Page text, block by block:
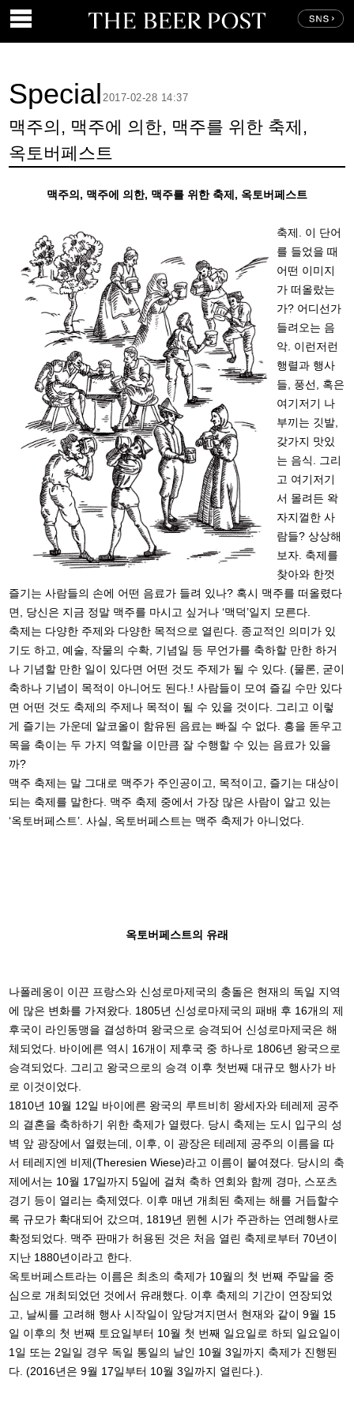
Special
맥주의, 맥주에 의한, 맥주를 위한 축제,
옥토버페스트
2017-02-28 14:37
맥주의, 맥주에 의한, 맥주를 위한 축제, 옥토버페스트
축제. 이 단어
를 들었을 때
어떤 이미지
가 떠올랐는
가? 어디선가
들려오는 음
악. 이런저런
행렬과 행사
들, 풍선, 혹은
여기저기 나
부끼는 깃발,
갖가지 맛있
는 음식. 그리
고 여기저기
서 몰려든 왁
자지껄한 사
람들? 상상해
보자. 축제를
찾아와 한껏
즐기는 사람들의 손에 어떤 음료가 들려 있나? 혹시 맥주를 떠올렸다
면, 당신은 지금 정말 맥주를 마시고 싶거나 ‘맥덕’일지 모른다.
축제는 다양한 주제와 다양한 목적으로 열린다. 종교적인 의미가 있
기도 하고, 예술, 작물의 수확, 기념일 등 무언가를 축하할 만한 하거
나 기념할 만한 일이 있다면 어떤 것도 주제가 될 수 있다. (물론, 굳이
축하나 기념이 목적이 아니어도 된다.! 사람들이 모여 즐길 수만 있다
면 어떤 것도 축제의 주제나 목적이 될 수 있을 것이다. 그리고 이렇
게 즐기는 가운데 알코올이 함유된 음료는 빠질 수 없다. 흥을 돋우고
목을 축이는 두 가지 역할을 이만큼 잘 수행할 수 있는 음료가 있을
까?
맥주 축제는 말 그대로 맥주가 주인공이고, 목적이고, 즐기는 대상이
되는 축제를 말한다. 맥주 축제 중에서 가장 많은 사람이 알고 있는
‘옥토버페스트’. 사실, 옥토버페스트는 맥주 축제가 아니었다.
옥토버페스트의 유래
나폴레옹이 이끈 프랑스와 신성로마제국의 충돌은 현재의 독일 지역
에 많은 변화를 가져왔다. 1805년 신성로마제국의 패배 후 16개의 제
후국이 라인동맹을 결성하며 왕국으로 승격되어 신성로마제국은 해
체되었다. 바이에른 역시 16개이 제후국 중 하나로 1806년 왕국으로
승격되었다. 그리고 왕국으로의 승격 이후 첫번째 대규모 행사가 바
로 이것이었다.
1810년 10월 12일 바이에른 왕국의 루트비히 왕세자와 테레제 공주
의 결혼을 축하하기 위한 축제가 열렸다. 당시 축제는 도시 입구의 성
벽 앞 광장에서 열렸는데, 이후, 이 광장은 테레제 공주의 이름을 따
서 테레지엔 비제(Theresien Wiese)라고 이름이 붙여졌다. 당시의 축
제에서는 10월 17일까지 5일에 걸쳐 축하 연회와 함께 경마, 스포츠
경기 등이 열리는 축제였다. 이후 매년 개최된 축제는 해를 거듭할수
록 규모가 확대되어 갔으며, 1819년 뮌헨 시가 주관하는 연례행사로
확정되었다. 맥주 판매가 허용된 것은 처음 열린 축제로부터 70년이
지난 1880년이라고 한다.
옥토버페스트라는 이름은 최초의 축제가 10월의 첫 번째 주말을 중
심으로 개최되었던 것에서 유래했다. 이후 축제의 기간이 연장되었
고, 날씨를 고려해 행사 시작일이 앞당겨지면서 현재와 같이 9월 15
일 이후의 첫 번째 토요일부터 10월 첫 번째 일요일로 하되 일요일이
1일 또는 2일일 경우 독일 통일의 날인 10월 3일까지 축제가 진행된
다. (2016년은 9월 17일부터 10월 3일까지 열린다.).